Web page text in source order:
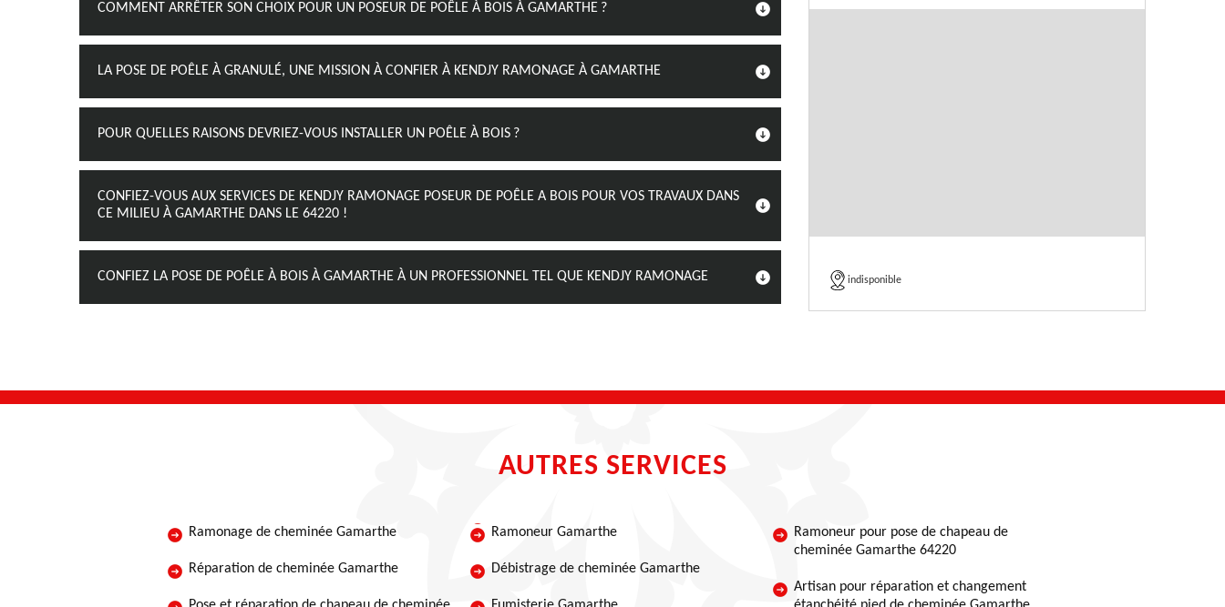
COMMENT ARRÊTER SON CHOIX POUR UN POSEUR DE POÊLE À BOIS À GAMARTHE ?
LA POSE DE POÊLE À GRANULÉ, UNE MISSION À CONFIER À KENDJY RAMONAGE À GAMARTHE
POUR QUELLES RAISONS DEVRIEZ-VOUS INSTALLER UN POÊLE À BOIS ?
CONFIEZ-VOUS AUX SERVICES DE KENDJY RAMONAGE POSEUR DE POÊLE A BOIS POUR VOS TRAVAUX DANS
CE MILIEU À GAMARTHE DANS LE 64220 !
CONFIEZ LA POSE DE POÊLE À BOIS À GAMARTHE À UN PROFESSIONNEL TEL QUE KENDJY RAMONAGE indisponible
AUTRES SERVICES
Ramonage de cheminée Gamarthe
Réparation de cheminée Gamarthe
Ramoneur Gamarthe
Débistrage de cheminée Gamarthe
Ramoneur pour pose de chapeau de
cheminée Gamarthe 64220
Artisan pour réparation et changement